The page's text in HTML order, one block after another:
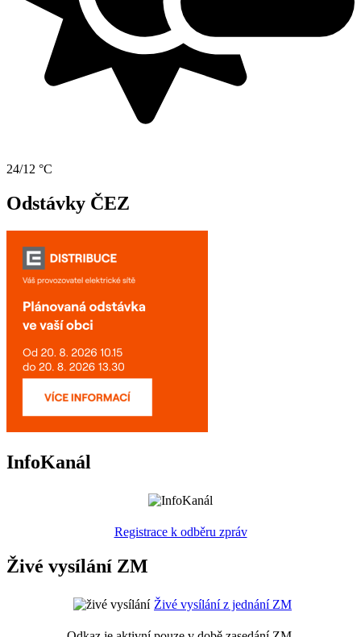
24/12 °C
Odstávky ČEZ
InfoKanál
Registrace k odběru zpráv
Živé vysílání ZM
Živé vysílání z jednání ZM